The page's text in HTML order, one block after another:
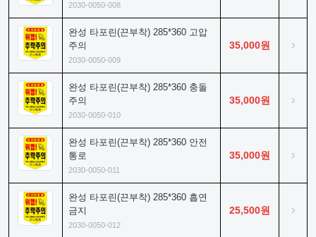
2030-0050-008
완성 타포린(끈부착) 285*360 고압
주의
2030-0050-009
35,000원 ›
완성 타포린(끈부착) 285*360 충돌
주의
2030-0050-010
35,000원 ›
완성 타포린(끈부착) 285*360 안전
통로
2030-0050-011
35,000원 ›
완성 타포린(끈부착) 285*360 흡연
금지
2030-0050-012
25,500원 ›